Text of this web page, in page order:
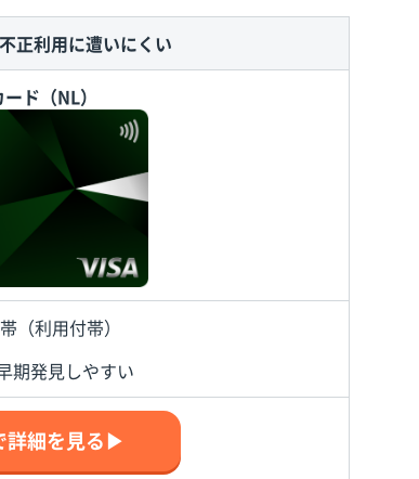
正利用に遭いにくい
ド（NL）
（利用付帯）
期発見しやすい
詳細を見る▶